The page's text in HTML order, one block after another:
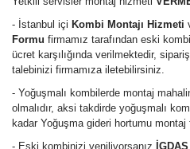
- İstanbul içi Kombi Montajı Hizmeti
Formu firmamız tarafından eski
ücret karşılığında verilmektedir,
talebinizi firmamıza iletebilirsiniz.
- Yoğuşmalı kombilerde montaj
olmalıdır, aksi takdirde yoğuşmalı
kadar Yoğuşma gideri hortumu montaj
- Eski kombinizi yeniliyorsanız